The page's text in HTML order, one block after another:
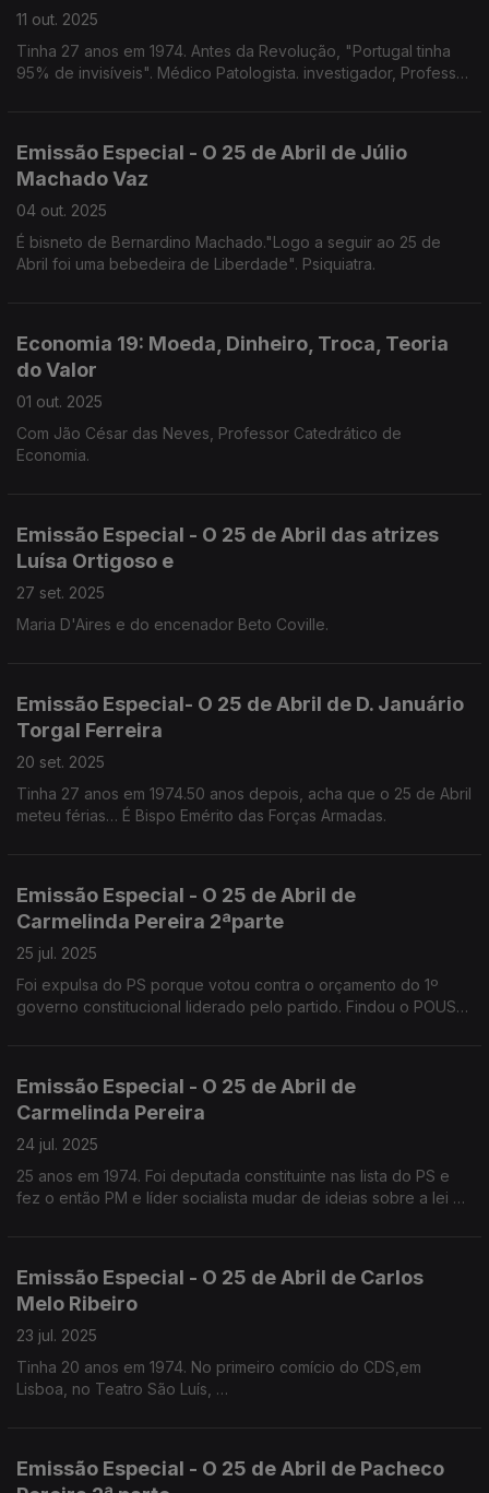
11 out. 2025
Tinha 27 anos em 1974. Antes da Revolução, "Portugal tinha
95% de invisíveis". Médico Patologista. investigador, Professor
Emissão Especial - O 25 de Abril de Júlio
Machado Vaz
04 out. 2025
É bisneto de Bernardino Machado."Logo a seguir ao 25 de
Abril foi uma bebedeira de Liberdade". Psiquiatra.
Economia 19: Moeda, Dinheiro, Troca, Teoria
do Valor
01 out. 2025
Com Jão César das Neves, Professor Catedrático de
Economia.
Emissão Especial - O 25 de Abril das atrizes
Luísa Ortigoso e
27 set. 2025
Maria D'Aires e do encenador Beto Coville.
Emissão Especial- O 25 de Abril de D. Januário
Torgal Ferreira
20 set. 2025
Tinha 27 anos em 1974.50 anos depois, acha que o 25 de Abril
meteu férias… É Bispo Emérito das Forças Armadas.
Emissão Especial - O 25 de Abril de
Carmelinda Pereira 2ªparte
25 jul. 2025
Foi expulsa do PS porque votou contra o orçamento do 1º
governo constitucional liderado pelo partido. Findou o POUS
Emissão Especial - O 25 de Abril de
Carmelinda Pereira
24 jul. 2025
25 anos em 1974. Foi deputada constituinte nas lista do PS e
fez o então PM e líder socialista mudar de ideias sobre a lei da
Emissão Especial - O 25 de Abril de Carlos
Melo Ribeiro
23 jul. 2025
Tinha 20 anos em 1974. No primeiro comício do CDS,em
Lisboa, no Teatro São Luís,
Emissão Especial - O 25 de Abril de Pacheco